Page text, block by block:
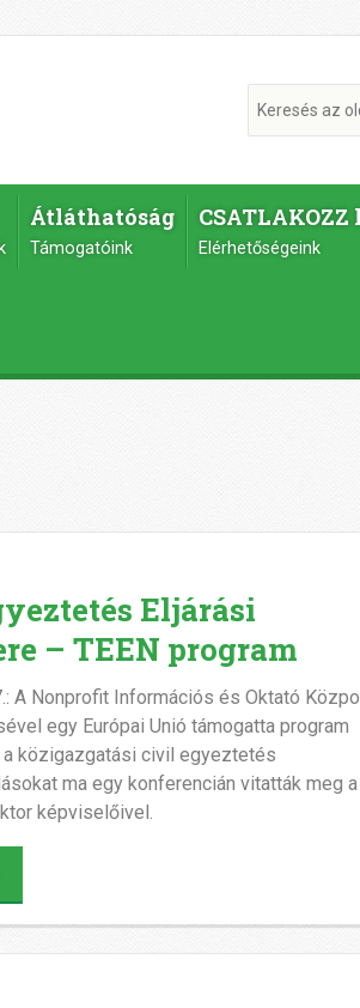
Átláthatóság
Támogatóink Elérhetőségeink
Eljárási
– TEEN program
A Nonprofit Információs és Oktató
egy Európai Unió támogatta program
közigazgatási civil egyeztetés
ma egy konferencián vitatták meg a
képviselőivel.